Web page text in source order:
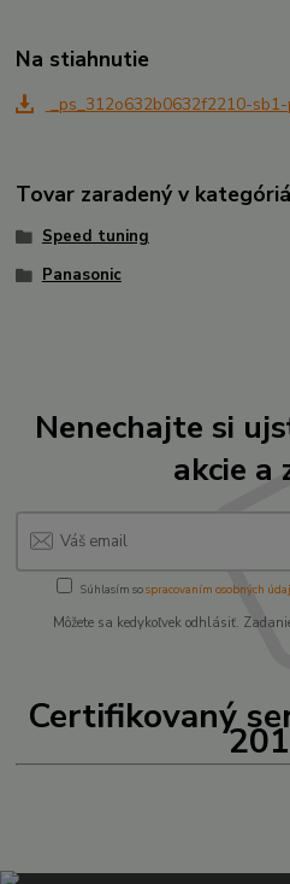
Na stiahnutie
_ps_312o632b0632f2210-
Tovar zaradený v
Speed tuning
Panasonic
Nenechajte si
akcie a
Súhlasím sospracovaním osobných
Môžete sa kedykoľvek odhlásiť.
Certifikovaný